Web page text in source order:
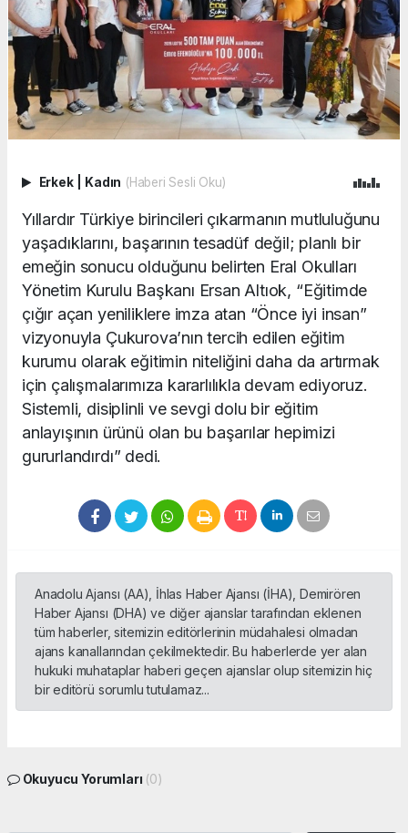
Erkek Kadın (Haberi Sesli Oku)
Yıllardır Türkiye birincileri çıkarmanın mutluluğunu
yaşadıklarını, başarının tesadüf değil; planlı bir
emeğin sonucu olduğunu belirten Eral Okulları
Yönetim Kurulu Başkanı Ersan Altıok, “Eğitimde
çığır açan yeniliklere imza atan “Önce iyi insan”
vizyonuyla Çukurova’nın tercih edilen eğitim
kurumu olarak eğitimin niteliğini daha da artırmak
için çalışmalarımıza kararlılıkla devam ediyoruz.
Sistemli, disiplinli ve sevgi dolu bir eğitim
anlayışının ürünü olan bu başarılar hepimizi
gururlandırdı” dedi.
Anadolu Ajansı (AA), İhlas Haber Ajansı (İHA), Demirören
Haber Ajansı (DHA) ve diğer ajanslar tarafından eklenen
tüm haberler, sitemizin editörlerinin müdahalesi olmadan
ajans kanallarından çekilmektedir. Bu haberlerde yer alan
hukuki muhataplar haberi geçen ajanslar olup sitemizin hiç
bir editörü sorumlu tutulamaz...
Okuyucu Yorumları (0)